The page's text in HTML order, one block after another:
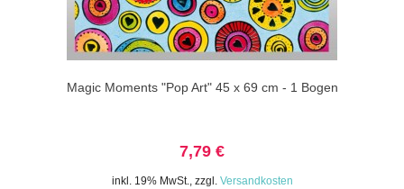
Magic Moments "Pop Art" 45 x 69 cm - 1 Bogen
7,79 €
inkl. 19% MwSt., zzgl. Versandkosten